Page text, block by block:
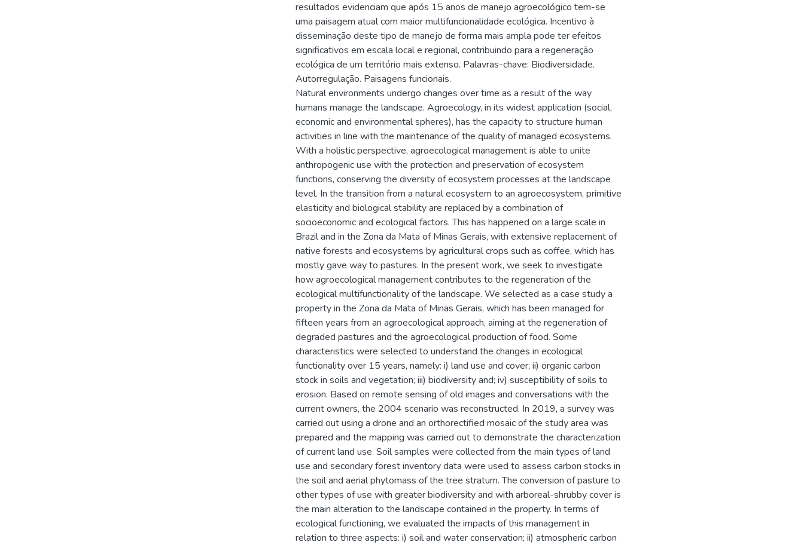
resultados evidenciam que após 15 anos de manejo agroecológico tem-se
uma paisagem atual com maior multifuncionalidade ecológica. Incentivo à
disseminação deste tipo de manejo de forma mais ampla pode ter efeitos
significativos em escala local e regional, contribuindo para a regeneração
ecológica de um território mais extenso. Palavras-chave: Biodiversidade.
Autorregulação. Paisagens funcionais.
Natural environments undergo changes over time as a result of the way
humans manage the landscape. Agroecology, in its widest application (social,
economic and environmental spheres), has the capacity to structure human
activities in line with the maintenance of the quality of managed ecosystems.
With a holistic perspective, agroecological management is able to unite
anthropogenic use with the protection and preservation of ecosystem
functions, conserving the diversity of ecosystem processes at the landscape
level. In the transition from a natural ecosystem to an agroecosystem, primitive
elasticity and biological stability are replaced by a combination of
socioeconomic and ecological factors. This has happened on a large scale in
Brazil and in the Zona da Mata of Minas Gerais, with extensive replacement of
native forests and ecosystems by agricultural crops such as coffee, which has
mostly gave way to pastures. In the present work, we seek to investigate
how agroecological management contributes to the regeneration of the
ecological multifunctionality of the landscape. We selected as a case study a
property in the Zona da Mata of Minas Gerais, which has been managed for
fifteen years from an agroecological approach, aiming at the regeneration of
degraded pastures and the agroecological production of food. Some
characteristics were selected to understand the changes in ecological
functionality over 15 years, namely: i) land use and cover; ii) organic carbon
stock in soils and vegetation; iii) biodiversity and; iv) susceptibility of soils to
erosion. Based on remote sensing of old images and conversations with the
current owners, the 2004 scenario was reconstructed. In 2019, a survey was
carried out using a drone and an orthorectified mosaic of the study area was
prepared and the mapping was carried out to demonstrate the characterization
of current land use. Soil samples were collected from the main types of land
use and secondary forest inventory data were used to assess carbon stocks in
the soil and aerial phytomass of the tree stratum. The conversion of pasture to
other types of use with greater biodiversity and with arboreal-shrubby cover is
the main alteration to the landscape contained in the property. In terms of
ecological functioning, we evaluated the impacts of this management in
relation to three aspects: i) soil and water conservation; ii) atmospheric carbon